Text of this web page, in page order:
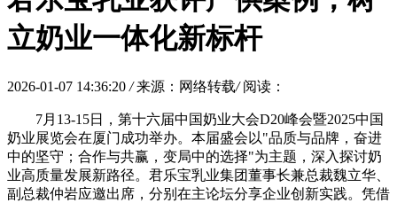
立奶业一体化新标杆
2026-01-07 14:36:20 / 来源：网络转载/ 阅读：
7月13-15日，第十六届中国奶业大会D20峰会暨2025中国
奶业展览会在厦门成功举办。本届盛会以"品质与品牌，奋进
中的坚守；合作与共赢，变局中的选择"为主题，深入探讨奶
业高质量发展新路径。君乐宝乳业集团董事长兼总裁魏立华、
副总裁仲岩应邀出席，分别在主论坛分享企业创新实践。凭借